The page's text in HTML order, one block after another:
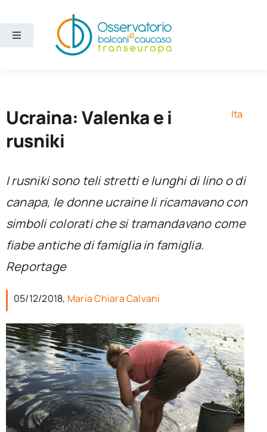
contenuto
Toggle
Ricerca e divulgazione
Sezioni
Chi siamo
per:
Newsletter
Ita
Ucraina: Valenka e i
rusniki
Ita
Irusnikisono teli stretti e lunghi di lino o di
canapa, le donne ucraine li ricamavano con
simboli colorati che si tramandavano come
fiabe antiche di famiglia in famiglia.
Reportage
05/12/2018, Maria Chiara Calvani